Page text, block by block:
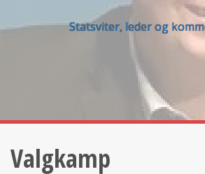
Statsviter, leder og
Valgkamp